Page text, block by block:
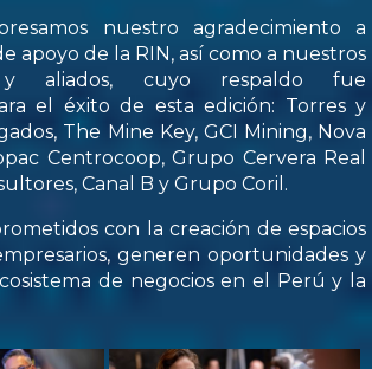
nuestro agradecimiento a
apoyo de la RIN, así como a nuestros
y aliados, cuyo respaldo fue
el éxito de esta edición: Torres y
The Mine Key, GCI Mining, Nova
Centrocoop, Grupo Cervera Real
Canal B y Grupo Coril.
con la creación de espacios
generen oportunidades y
de negocios en el Perú y la